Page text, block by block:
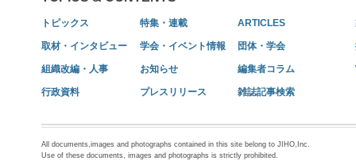
トピックス 特集・連載 ARTICLES
取材・インタビュー 学会・イベント情報 団体・学会
組織改編・人事 お知らせ 編集者コラム
行政資料 プレスリリース 雑誌記事検索
All documents,images and photographs contained in this site belong to JIHO,Inc.
Use of these documents, images and photographs is strictly prohibited.